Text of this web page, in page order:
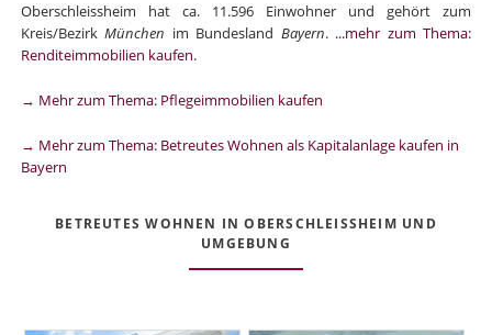
Oberschleissheim hat ca. 11.596 Einwohner und gehört zum
Kreis/BezirkMünchen im Bundesland Bayern. ...mehr zum Thema:
Renditeimmobilien kaufen.
→ Mehr zum Thema: Pflegeimmobilien kaufen
→ Mehr zum Thema: Betreutes Wohnen als Kapitalanlage kaufen in
Bayern
BETREUTES WOHNEN IN OBERSCHLEISSHEIM UND
UMGEBUNG